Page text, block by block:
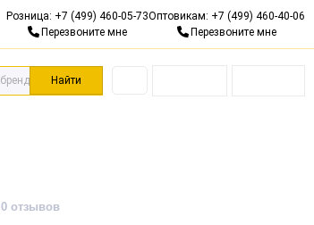
Гарантия 10 лет Оптовикам: +7 (499) 460-40-06
Перезвоните мне
Розница: +7 (499) 460-05-73
Перезвоните мне
Найти
0 отзывов